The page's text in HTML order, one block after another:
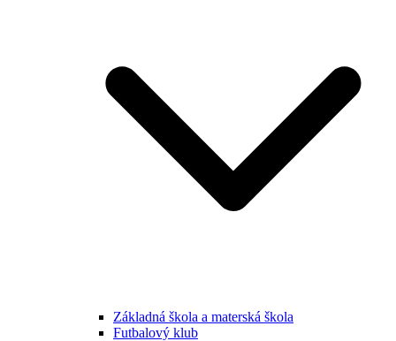
Základná škola a materská škola
Futbalový klub